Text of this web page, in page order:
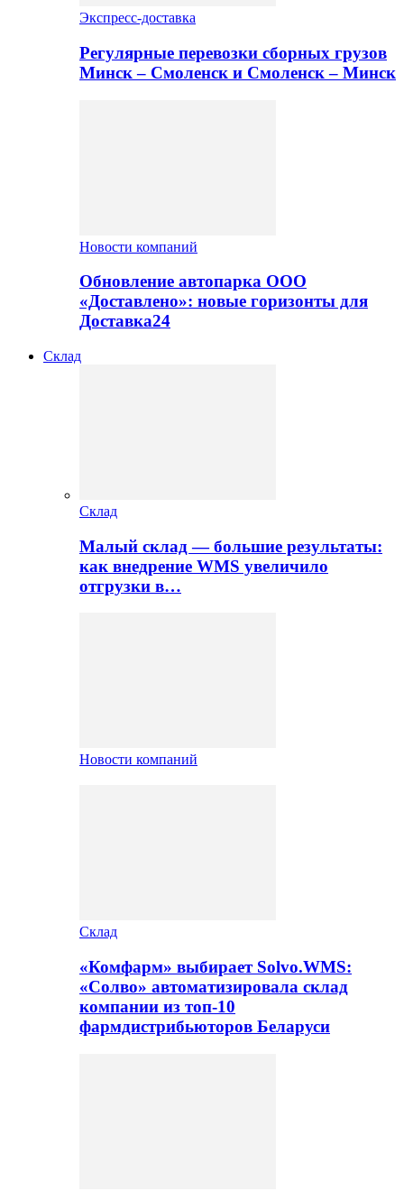
Экспресс-доставка
Регулярные перевозки сборных грузов
Минск – Смоленск и Смоленск – Минск
Новости компаний
Обновление автопарка ООО
«Доставлено»: новые горизонты для
Доставка24
Склад
Склад
Малый склад — большие результаты:
как внедрение WMS увеличило
отгрузки в…
Новости компаний
Склад
«Комфарм» выбирает Solvo.WMS:
«Солво» автоматизировала склад
компании из топ-10
фармдистрибьюторов Беларуси